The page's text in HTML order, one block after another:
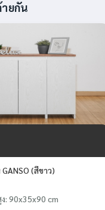
ยกัน
(สีขาว)
: 90x35x90 cm